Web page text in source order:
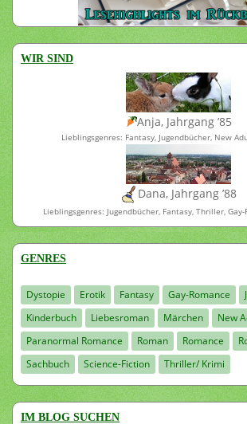
WIR SIND
Anja, Jahrgang ’85
Lieblingsgenres: Fantasy, Jugendbücher, New
Dana, Jahrgang ’88
Lieblingsgenres: Jugendbücher, Fantasy, Thriller,
GENRES
Dystopie Erotik Fantasy Gay-Romance
Kinderbuch
Liebesroman Märchen
New
Paranormal Romance
Roman Romance
Sachbuch
Science-Fiction Thriller/ Krimi
IM BLOG SUCHEN